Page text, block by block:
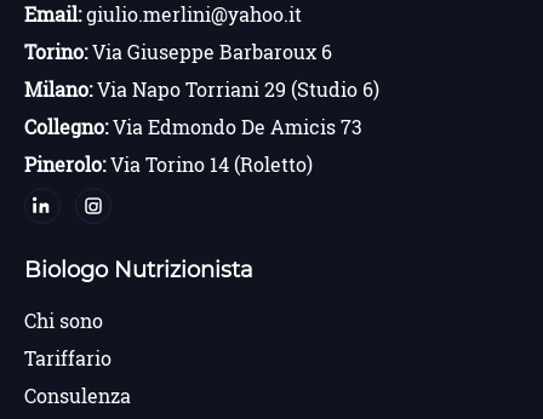
Email:giulio.merlini@yahoo.it
Torino:Via Giuseppe Barbaroux 6
Milano:Via Napo Torriani 29 (Studio 6)
Collegno:Via Edmondo De Amicis 73
Pinerolo:Via Torino 14 (Roletto)
Biologo Nutrizionista
Chi sono
Tariffario
Consulenza